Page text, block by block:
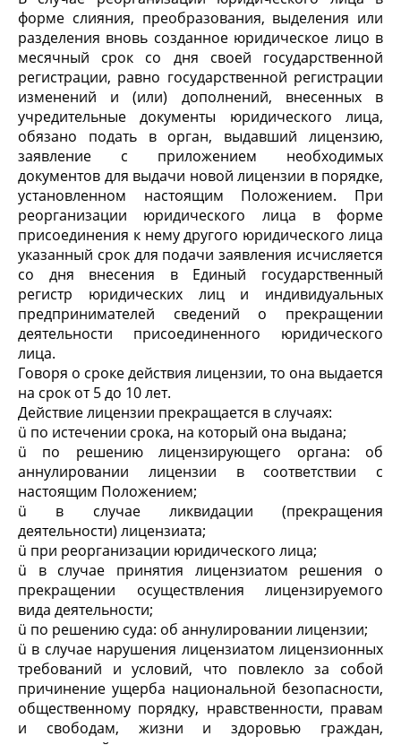
форме слияния, преобразования, выделения или
разделения вновь созданное юридическое лицо в
месячный срок со дня своей государственной
регистрации, равно государственной регистрации
изменений и (или) дополнений, внесенных в
учредительные документы юридического лица,
обязано подать в орган, выдавший лицензию,
заявление с приложением необходимых
документов для выдачи новой лицензии в порядке,
установленном настоящим Положением. При
реорганизации юридического лица в форме
присоединения к нему другого юридического лица
указанный срок для подачи заявления исчисляется
со дня внесения в Единый государственный
регистр юридических лиц и индивидуальных
предпринимателей сведений о прекращении
деятельности присоединенного юридического
лица.
Говоря о сроке действия лицензии, то она выдается
на срок от 5 до 10 лет.
Действие лицензии прекращается в случаях:
ü по истечении срока, на который она выдана;
ü по решению лицензирующего органа: об
аннулировании лицензии в соответствии с
настоящим Положением;
ü в случае ликвидации (прекращения
деятельности) лицензиата;
ü при реорганизации юридического лица;
ü в случае принятия лицензиатом решения о
прекращении осуществления лицензируемого
вида деятельности;
ü по решению суда: об аннулировании лицензии;
ü в случае нарушения лицензиатом лицензионных
требований и условий, что повлекло за собой
причинение ущерба национальной безопасности,
общественному порядку, нравственности, правам
и свободам, жизни и здоровью граждан,